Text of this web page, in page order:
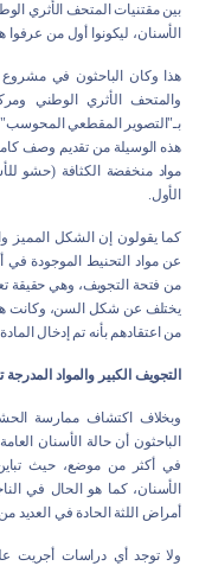
بين مقتنيات المتحف الأثري
الأسنان، ليكونوا أول من
هذا وكان الباحثون في مشروع
والمتحف الأثري الوطني
بـ"التصوير المقطعي المحوسب"
هذه الوسيلة من تقديم وصف
مواد منخفضة الكثافة (حشو
الأول.
كما يقولون إن الشكل المميز
عن مواد التحنيط الموجودة في
من فتحة التجويف، وهي حقيقة
يختلف عن شكل السن، وكانت
من اعتقادهم بأنه تم إدخال
التجويف الكبير والمواد
وبخلاف اكتشاف ممارسة
الباحثون أن حالة الأسنان
في أكثر من موضع، حيث
الأسنان، كما هو الحال في
أمراض اللثة الحادة في
ولا توجد أي دراسات أجريت